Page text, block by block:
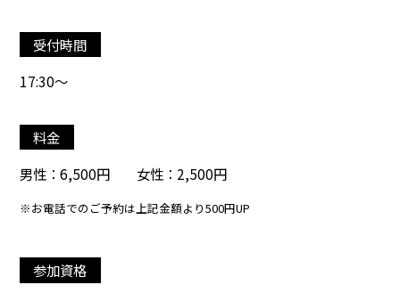
受付時間
17:30～
料金
男性：6,500円 女性：2,500円
※お電話でのご予約は上記金額より500円UP
参加資格